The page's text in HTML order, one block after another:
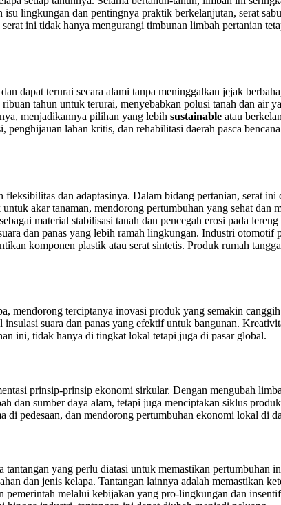
lingkungan dan pentingnya praktik berkelanjutan, serat
ini tidak hanya mengurangi timbunan limbah pertanian
dan dapat terurai secara alami tanpa meninggalkan jejak
tahun untuk terurai, menyebabkan polusi tanah dan air
menjadikannya pilihan yang lebih sustainable atau
lahan kritis, dan rehabilitasi daerah pasca
dan adaptasinya. Dalam bidang pertanian, serat
akar tanaman, mendorong pertumbuhan yang sehat
material stabilisasi tanah dan pencegah erosi pada
dan panas yang lebih ramah lingkungan. Industri
komponen plastik atau serat sintetis. Produk rumah
mendorong terciptanya inovasi produk yang semakin
suara dan panas yang efektif untuk bangunan.
ini, tidak hanya di tingkat lokal tetapi juga di pasar global.
prinsip-prinsip ekonomi sirkular. Dengan mengubah
dan sumber daya alam, tetapi juga menciptakan siklus
pedesaan, dan mendorong pertumbuhan ekonomi lokal di
yang perlu diatasi untuk memastikan pertumbuhan
dan jenis kelapa. Tantangan lainnya adalah memastikan
melalui kebijakan yang pro-lingkungan dan